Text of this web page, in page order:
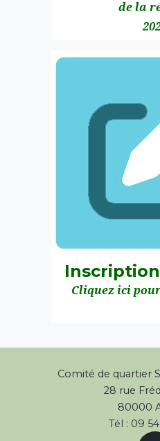
de la
Cliquez ici
Comité de quartier
28 rue
80000
Tél : 09